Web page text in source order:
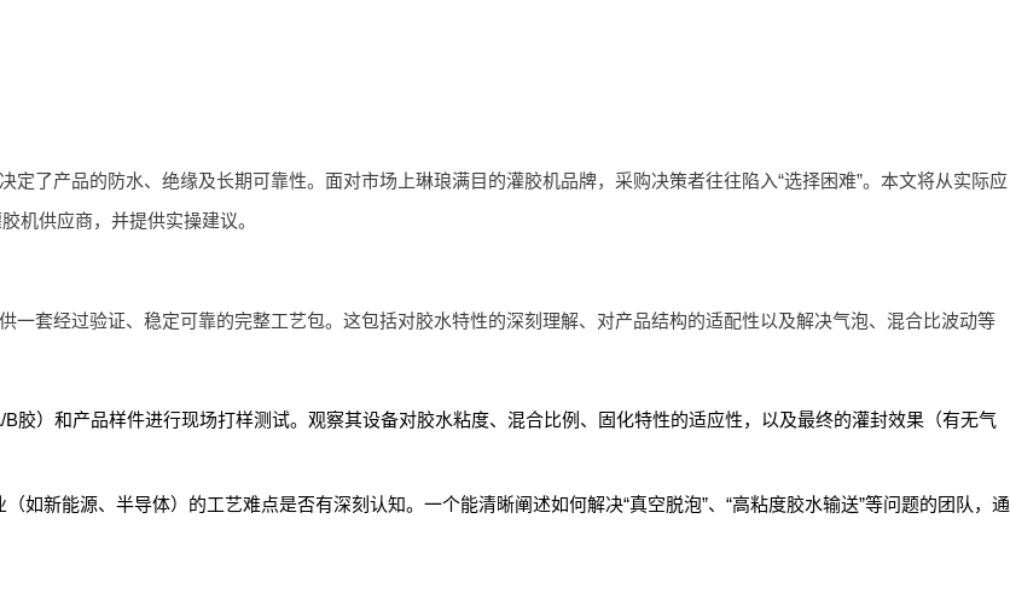
了产品的防水、绝缘及长期可靠性。面对市场上琳琅满目的灌胶机品牌，采购决策者往往陷入“选择困难”。本文将从实际应
机供应商，并提供实操建议。
套经过验证、稳定可靠的完整工艺包。这包括对胶水特性的深刻理解、对产品结构的适配性以及解决气泡、混合比波动等
胶）和产品样件进行现场打样测试。观察其设备对胶水粘度、混合比例、固化特性的适应性，以及最终的灌封效果（有无气
如新能源、半导体）的工艺难点是否有深刻认知。一个能清晰阐述如何解决“真空脱泡”、“高粘度胶水输送”等问题的团队，通